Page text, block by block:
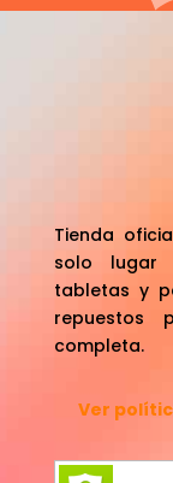
Tienda
solo lugar
tabletas y
repuestos
completa.
Ver